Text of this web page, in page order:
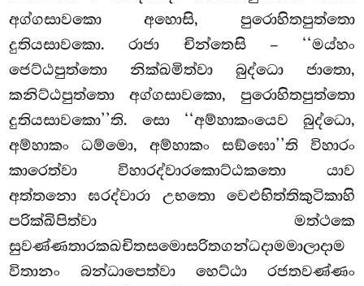
අග්ගසාවකො අහොසි, පුරොහිතපුත්තො
දුතියසාවකො. රාජා චින්තෙසි – ‘‘මය්හං
ජෙට්ඨපුත්තො නික්ඛමිත්වා බුද්ධො ජාතො,
කනිට්ඨපුත්තො අග්ගසාවකො, පුරොහිතපුත්තො
දුතියසාවකො’’ති. සො ‘‘අම්හාකංයෙව බුද්ධො,
අම්හාකං ධම්මො, අම්හාකං සඞ්ඝො’’ති විහාරං
කාරෙත්වා විහාරද්වාරකොට්ඨකතො යාව
අත්තනො ඝරද්වාරා උභතො වෙළුභිත්තිකුටිකාහි
පරික්ඛිපිත්වා මත්ථකෙ
සුවණ්ණතාරකඛචිතසමොසරිතගන්ධදාමමාලාදාම
විතානං බන්ධාපෙත්වා හෙට්ඨා රජතවණ්ණං